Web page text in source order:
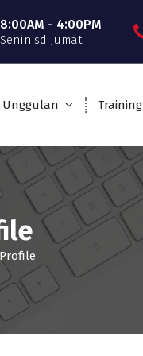
8:00AM - 4:00PM
Senin sd Jumat
Unggulan Training